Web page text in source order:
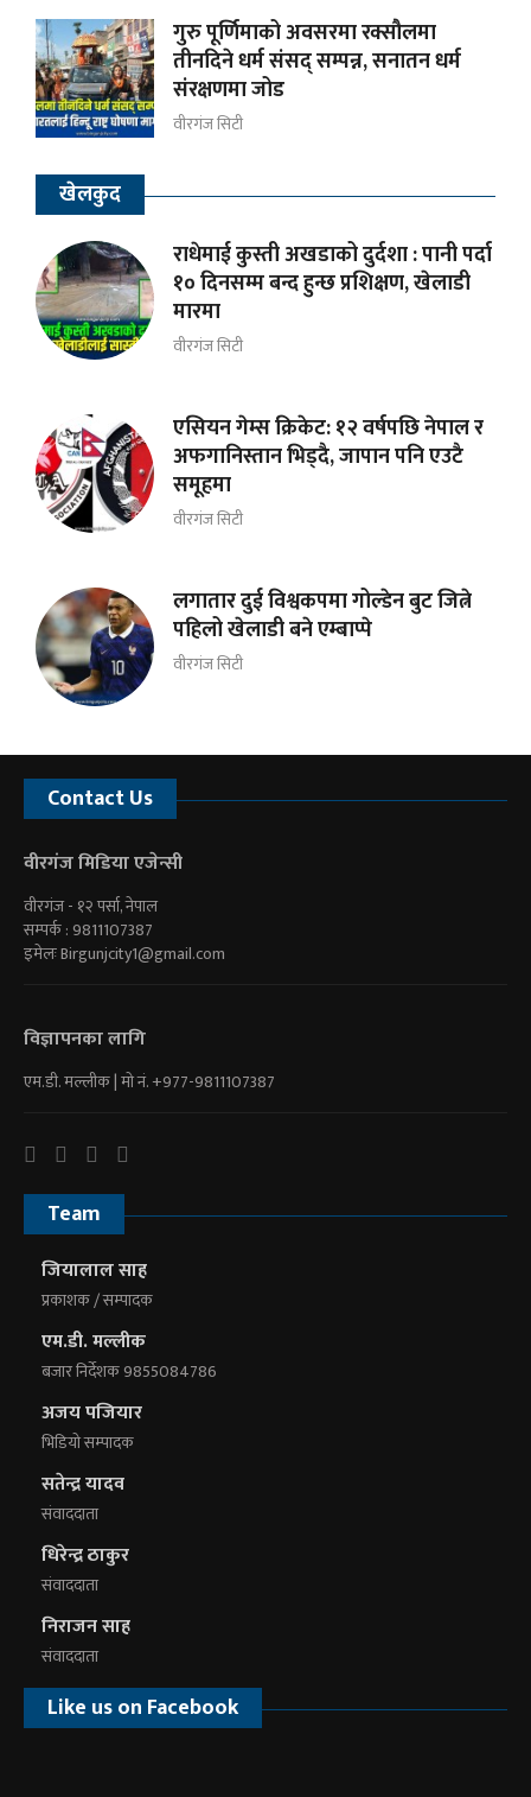
गुरु पूर्णिमाको अवसरमा रक्सौलमा
तीनदिने धर्म संसद् सम्पन्न, सनातन धर्म
संरक्षणमा जोड
वीरगंज सिटी
खेलकुद
राधेमाई कुस्ती अखडाको दुर्दशा : पानी पर्दा
१० दिनसम्म बन्द हुन्छ प्रशिक्षण, खेलाडी
मारमा
वीरगंज सिटी
एसियन गेम्स क्रिकेट: १२ वर्षपछि नेपाल र
अफगानिस्तान भिड्दै, जापान पनि एउटै
समूहमा
वीरगंज सिटी
लगातार दुई विश्वकपमा गोल्डेन बुट जित्ने
पहिलो खेलाडी बने एम्बाप्पे
वीरगंज सिटी
Contact Us
वीरगंज मिडिया एजेन्सी
वीरगंज - १२ पर्सा, नेपाल
सम्पर्क : 9811107387
इमेलःBirgunjcity1@gmail.com
विज्ञापनका लागि
एम.डी. मल्लीक | माे नं. +977-9811107387
Team
जियालाल साह
प्रकाशक / सम्पादक
एम.डी. मल्लीक
बजार निर्देशक 9855084786
अजय पजियार
भिडियाे सम्पादक
सतेन्द्र यादव
संवाददाता
धिरेन्द्र ठाकुर
संवाददाता
निराजन साह
संवाददाता
Like us on Facebook